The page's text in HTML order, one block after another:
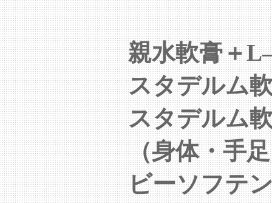
親水軟膏＋
スタデルム
スタデルム
（身体・手
ビーソフテ